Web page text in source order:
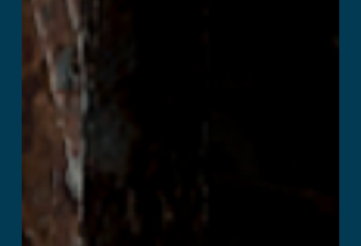
Zombie Urban
Factory
Przeczytaj więcej